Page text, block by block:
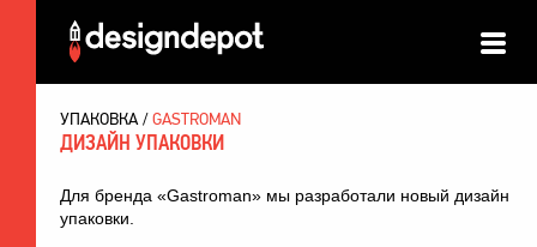
УПАКОВКА GASTROMAN
ДИЗАЙН УПАКОВКИ
Для бренда «Gastroman» мы разработали новый дизайн
упаковки